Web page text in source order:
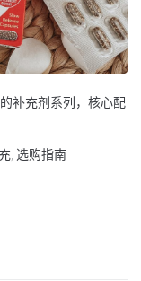
补充剂系列，核心配
选购指南